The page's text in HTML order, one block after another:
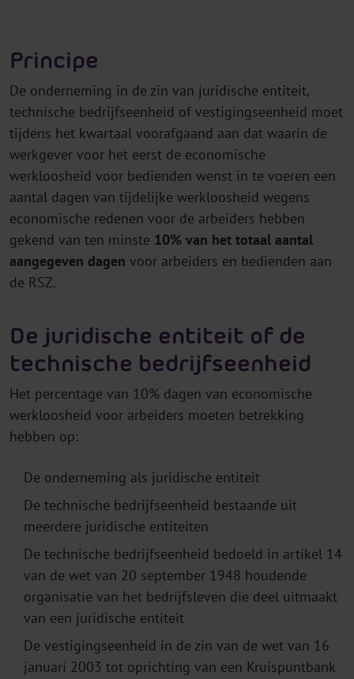
Principe
De onderneming in de zin van juridische entiteit,
technische bedrijfseenheid of vestigingseenheid moet
tijdens het kwartaal voorafgaand aan dat waarin de
werkgever voor het eerst de economische
werkloosheid voor bedienden wenst in te voeren een
aantal dagen van tijdelijke werkloosheid wegens
economische redenen voor de arbeiders hebben
gekend van ten minste 10% van het totaal aantal
aangegeven dagen voor arbeiders en bedienden aan
de RSZ.
De juridische entiteit of de
technische bedrijfseenheid
Het percentage van 10% dagen van economische
werkloosheid voor arbeiders moeten betrekking
hebben op:
De onderneming als juridische entiteit
De technische bedrijfseenheid bestaande uit
meerdere juridische entiteiten
De technische bedrijfseenheid bedoeld in artikel 14
van de wet van 20 september 1948 houdende
organisatie van het bedrijfsleven die deel uitmaakt
van een juridische entiteit
De vestigingseenheid in de zin van de wet van 16
januari 2003 tot oprichting van een Kruispuntbank